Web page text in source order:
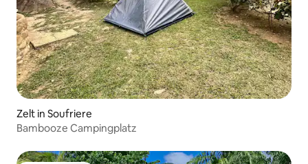
Zelt in Soufriere
Bambooze Campingplatz